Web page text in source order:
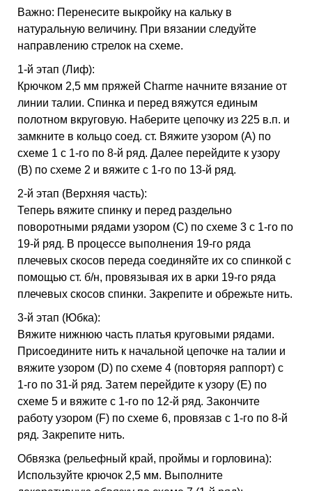
Важно: Перенесите выкройку на кальку в
натуральную величину. При вязании следуйте
направлению стрелок на схеме.
1-й этап (Лиф):
Крючком 2,5 мм пряжей Charme начните вязание от
линии талии. Спинка и перед вяжутся единым
полотном вкруговую. Наберите цепочку из 225 в.п. и
замкните в кольцо соед. ст. Вяжите узором (A) по
схеме 1 с 1-го по 8-й ряд. Далее перейдите к узору
(B) по схеме 2 и вяжите с 1-го по 13-й ряд.
2-й этап (Верхняя часть):
Теперь вяжите спинку и перед раздельно
поворотными рядами узором (C) по схеме 3 с 1-го по
19-й ряд. В процессе выполнения 19-го ряда
плечевых скосов переда соединяйте их со спинкой с
помощью ст. б/н, провязывая их в арки 19-го ряда
плечевых скосов спинки. Закрепите и обрежьте нить.
3-й этап (Юбка):
Вяжите нижнюю часть платья круговыми рядами.
Присоедините нить к начальной цепочке на талии и
вяжите узором (D) по схеме 4 (повторяя раппорт) с
1-го по 31-й ряд. Затем перейдите к узору (E) по
схеме 5 и вяжите с 1-го по 12-й ряд. Закончите
работу узором (F) по схеме 6, провязав с 1-го по 8-й
ряд. Закрепите нить.
Обвязка (рельефный край, проймы и горловина):
Используйте крючок 2,5 мм. Выполните